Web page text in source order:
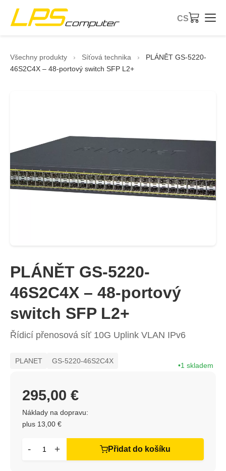
CS
Všechny produkty › Síťová technika ›
PLÁNĚT GS-5220-
46S2C4X – 48-portový switch SFP L2+
PLÁNĚT GS-5220-
46S2C4X – 48-portový
switch SFP L2+
Řídicí přenosová síť 10G Uplink VLAN IPv6
PLANET GS-5220-46S2C4X
1 skladem
Náklady na dopravu:
plus 13,00 €
295,00 €
- + Přidat do košíku